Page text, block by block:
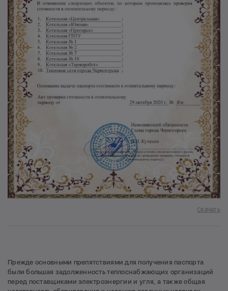
Скачать
Прежде основными препятствиями для получения паспорта
были большая задолженность теплоснабжающих организаций
перед поставщиками электроэнергии и угля, а также общая